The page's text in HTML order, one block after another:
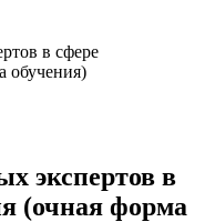
в сфере
обучения)
экспертов в
(очная форма